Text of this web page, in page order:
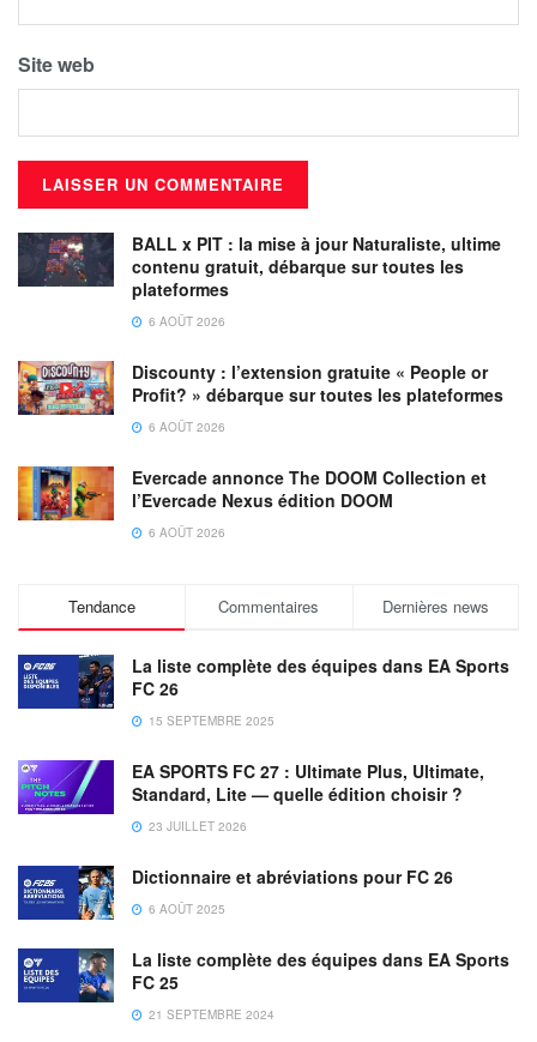
Site web
BALL x PIT : la mise à jour Naturaliste, ultime
contenu gratuit, débarque sur toutes les
plateformes
6 AOÛT 2026
Discounty : l’extension gratuite « People or
Profit? » débarque sur toutes les plateformes
6 AOÛT 2026
Evercade annonce The DOOM Collection et
l’Evercade Nexus édition DOOM
6 AOÛT 2026
Tendance Commentaires Dernières news
La liste complète des équipes dans EA Sports
FC 26
15 SEPTEMBRE 2025
EA SPORTS FC 27 : Ultimate Plus, Ultimate,
Standard, Lite — quelle édition choisir ?
23 JUILLET 2026
Dictionnaire et abréviations pour FC 26
6 AOÛT 2025
La liste complète des équipes dans EA Sports
FC 25
21 SEPTEMBRE 2024